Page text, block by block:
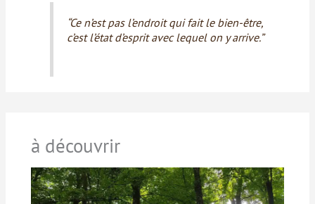
“Ce n’est pas l’endroit qui fait le bien-être,
c’est l’état d’esprit avec lequel on y arrive.”
à découvrir